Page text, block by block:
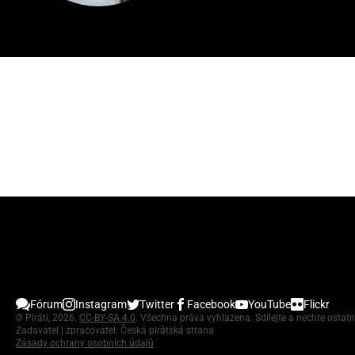
Fórum Instagram Twitter Facebook YouTube Flickr
© Piráti, 2026. CC-BY-SA 4.0. Všechna práva vyhlazena. Sdílejte a nechte
Zadavatel | zpracovatel: Česká pirátská strana
Zásady ochrany osobních údajů